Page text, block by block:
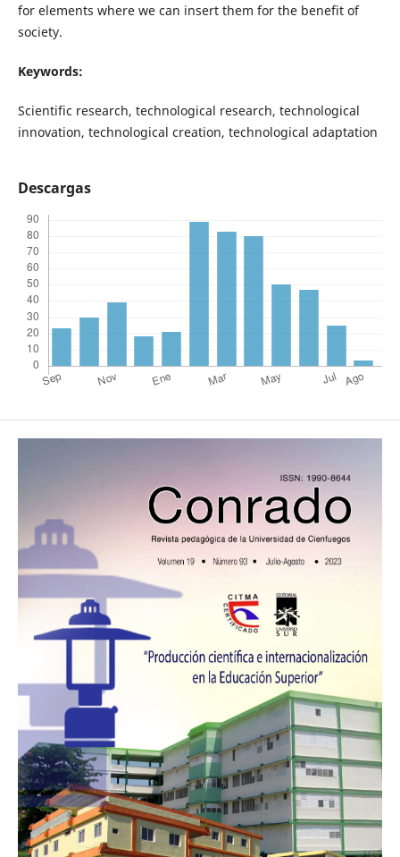
for elements where we can insert them for the benefit of
society.
Keywords:
Scientific research, technological research, technological
innovation, technological creation, technological adaptation
Descargas